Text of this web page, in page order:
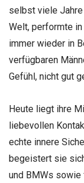
selbst viele
Welt, performte
immer wieder in
verfügbaren
Gefühl, nicht gut
Heute liegt ihre
liebevollen
echte innere
begeistert sie
und BMWs